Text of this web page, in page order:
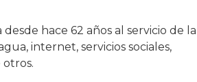
hace 62 años al servicio de la
internet, servicios sociales,
otros.